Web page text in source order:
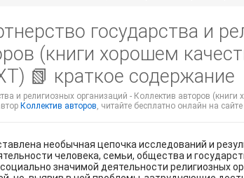
государства и
(книги хорошем
📗 краткое содержание
и религиозных организаций - Коллектив авторов
Коллектив авторов, читайте бесплатно онлайн на
необычная цепочка исследований и
человека, семьи, общества и
значимой деятельности религиозных